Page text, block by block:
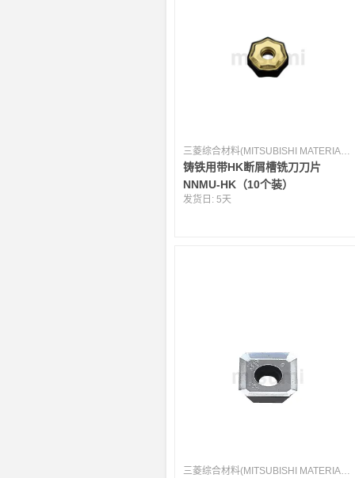
三菱综合材料(MITSUBISHI MATERIALS) [日本]
铸铁用带HK断屑槽铣刀刀片
NNMU-HK（10个装）
发货日:5天
三菱综合材料(MITSUBISHI MATERIALS) [日本]